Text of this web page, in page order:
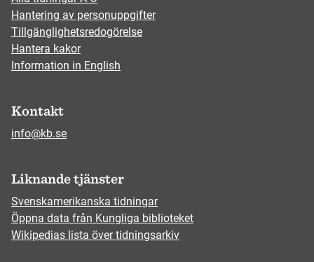
Hantering av personuppgifter
Tillgänglighetsredogörelse
Hantera kakor
Information in English
Kontakt
info@kb.se
Liknande tjänster
Svenskamerikanska tidningar
Öppna data från Kungliga biblioteket
Wikipedias lista över tidningsarkiv